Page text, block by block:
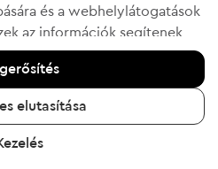
-60% a FOMO kóddal
Zara 18-24m
Ajánlott ár:
és a webhelylátogatások
az információk segítenek
termékeket. Ha egyetért,
elfogadom" gombra
a "Tudjon meg többet"
"Adatvédelmi és sütikre
elutasítása